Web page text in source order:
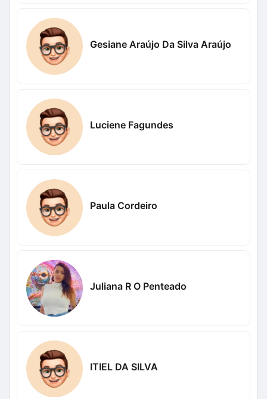
Gesiane Araújo Da Silva Araújo
Luciene Fagundes
Paula Cordeiro
Juliana R O Penteado
ITIEL DA SILVA